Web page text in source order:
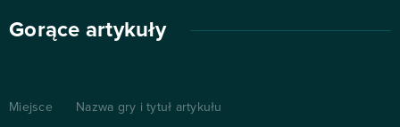
Gorące artykuły
Miejsce Nazwa gry i tytuł artykułu